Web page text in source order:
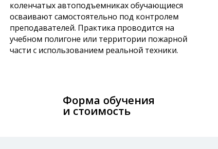
коленчатых автоподъемниках обучающиеся
осваивают самостоятельно под контролем
преподавателей. Практика проводится на
учебном полигоне или территории пожарной
части с использованием реальной техники.
Форма обучения
и стоимость